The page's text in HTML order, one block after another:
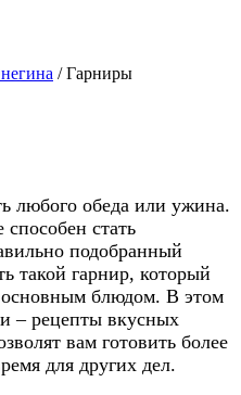
/ Гарниры
любого обеда или ужина.
стать
подобранный
такой гарнир, который
основным блюдом. В этом
– рецепты вкусных
вам готовить более
для других дел.